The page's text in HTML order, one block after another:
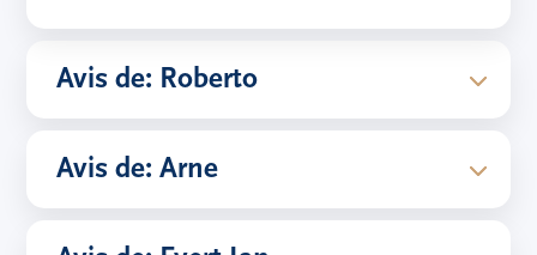
Avis de: Roberto
Avis de: Arne